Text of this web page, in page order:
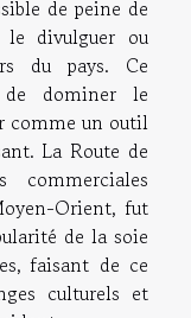
de peine de
divulguer ou
du pays. Ce
dominer le
comme un outil
La Route de
Orient, fut
de la soie
faisant de ce
culturels et